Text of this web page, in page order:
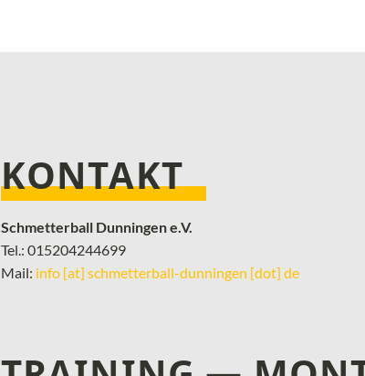
KONTAKT
Schmetterball Dunningen e.V.
Tel.: 015204244699
Mail: info [at] schmetterball-dunningen [dot] de